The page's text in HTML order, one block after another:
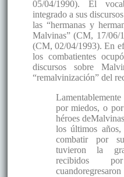
05/04/1990). El
integrado a sus
las “hermanas y
Malvinas” (CM, 17/06/
(CM, 02/04/1993). En
los combatientes
discursos sobre
“remalvinización” del
por miedos, o
héroes
los últimos
combatir por
tuvieron la
recibidos